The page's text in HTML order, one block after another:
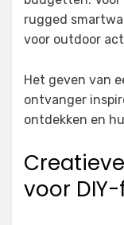
rugged
voor outdoor
Het geven van
ontvanger
ontdekken en
voor